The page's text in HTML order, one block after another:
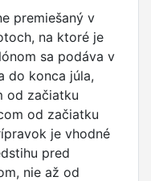
premiešaný v
na ktoré je
sa podáva v
do konca júla,
od začiatku
od začiatku
je vhodné
pred
nie až od